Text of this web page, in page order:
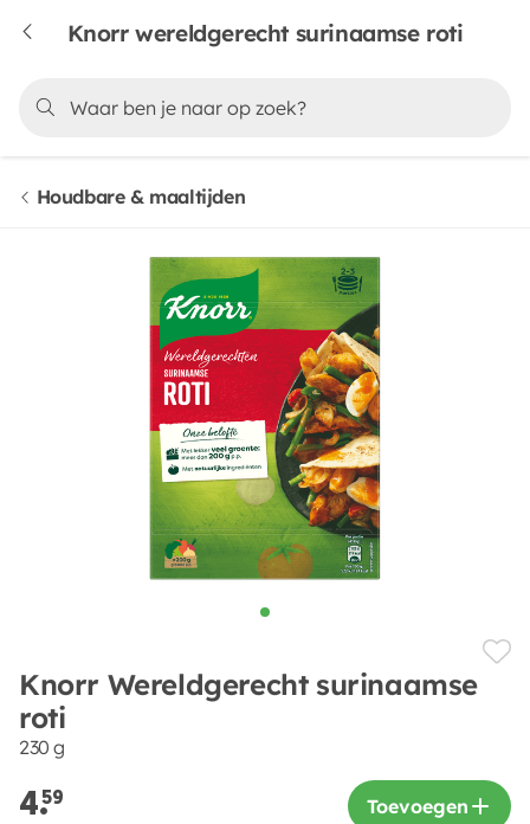
Knorr wereldgerecht surinaamse roti
Houdbare & maaltijden
Knorr Wereldgerecht surinaamse
roti
230 g
4.59 Toevoegen